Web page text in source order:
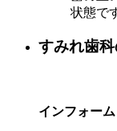
状態で
すみれ歯
インフォー